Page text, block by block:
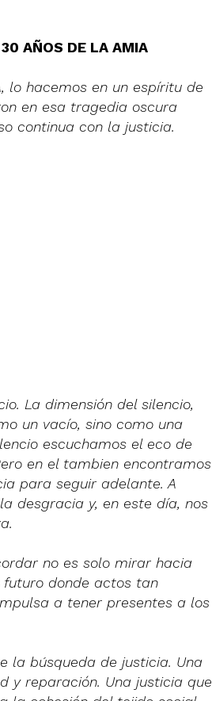
AÑOS DE LA AMIA
lo hacemos en un espíritu de
en esa tragedia oscura
continua con la justicia.
La dimensión del silencio,
un vacío, sino como una
escuchamos el eco de
en el tambien encontramos
para seguir adelante. A
desgracia y, en este día, nos
no es solo mirar hacia
donde actos tan
a tener presentes a los
la búsqueda de justicia. Una
y reparación. Una justicia que